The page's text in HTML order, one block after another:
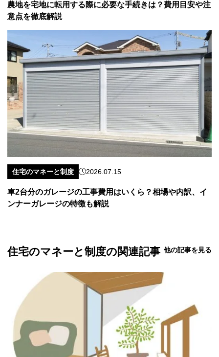
農地を宅地に転用する際に必要な手続きは？費用目安や注
意点を徹底解説
住宅のマネーと制度 2026.07.15
車2台分のガレージの工事費用はいくら？相場や内訳、イ
ンナーガレージの特徴も解説
住宅のマネーと制度の関連記事 他の記事を見る